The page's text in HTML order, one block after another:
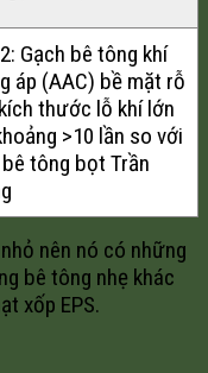
Gạch bê tông khí
áp (AAC) bề mặt rỗ
thước lỗ khí lớn
>10 lần so với
tông bọt Trần
nên nó có những
bê tông nhẹ khác
xốp EPS.